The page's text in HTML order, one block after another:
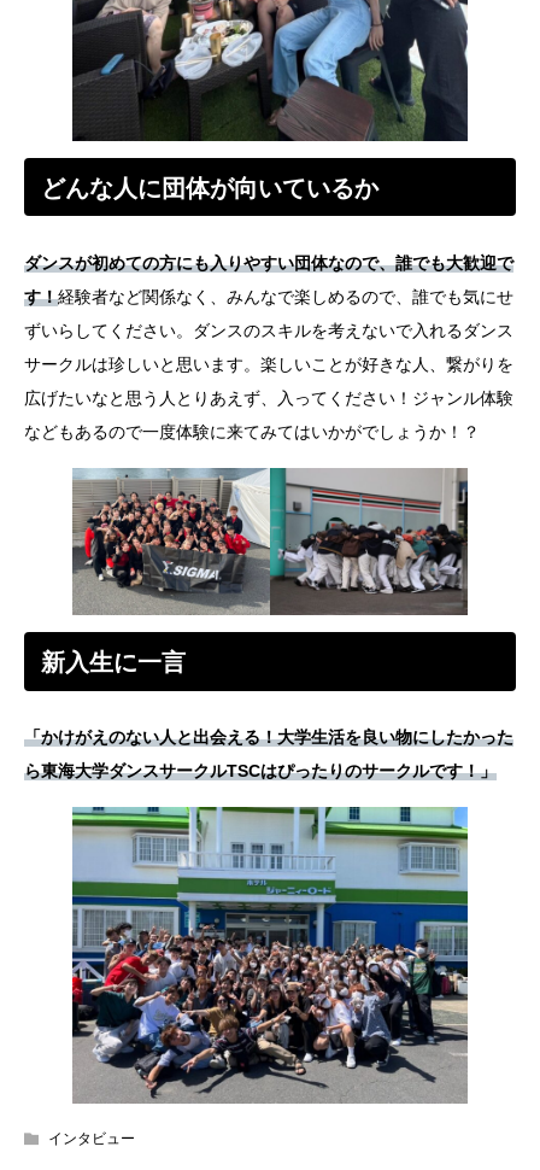
どんな人に団体が向いているか
ダンスが初めての方にも入りやすい団体なので、誰でも大歓迎で
す！経験者など関係なく、みんなで楽しめるので、誰でも気にせ
ずいらしてください。ダンスのスキルを考えないで入れるダンス
サークルは珍しいと思います。楽しいことが好きな人、繋がりを
広げたいなと思う人とりあえず、入ってください！ジャンル体験
などもあるので一度体験に来てみてはいかがでしょうか！？
新入生に一言
「かけがえのない人と出会える！大学生活を良い物にしたかった
ら東海大学ダンスサークルTSCはぴったりのサークルです！」
インタビュー